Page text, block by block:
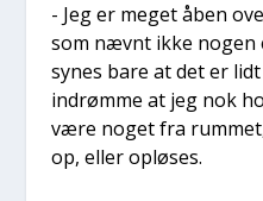
- Jeg er meget åben
som nævnt ikke nogen
synes bare at det er
indrøm­me at jeg nok
være noget fra
op, eller oplø­ses.